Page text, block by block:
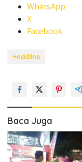
WhatsApp
X
Facebook
Headline
Baca Juga